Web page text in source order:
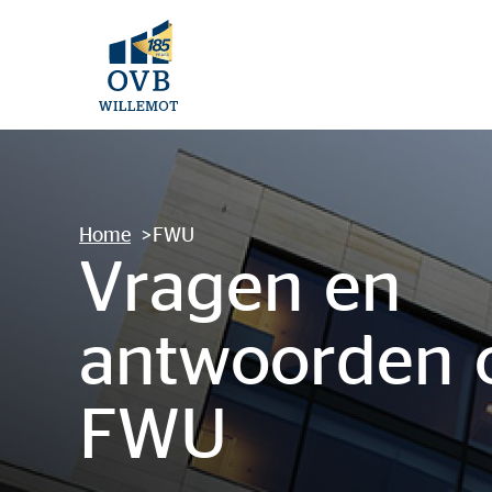
Home FWU
Vragen en
antwoorden
FWU